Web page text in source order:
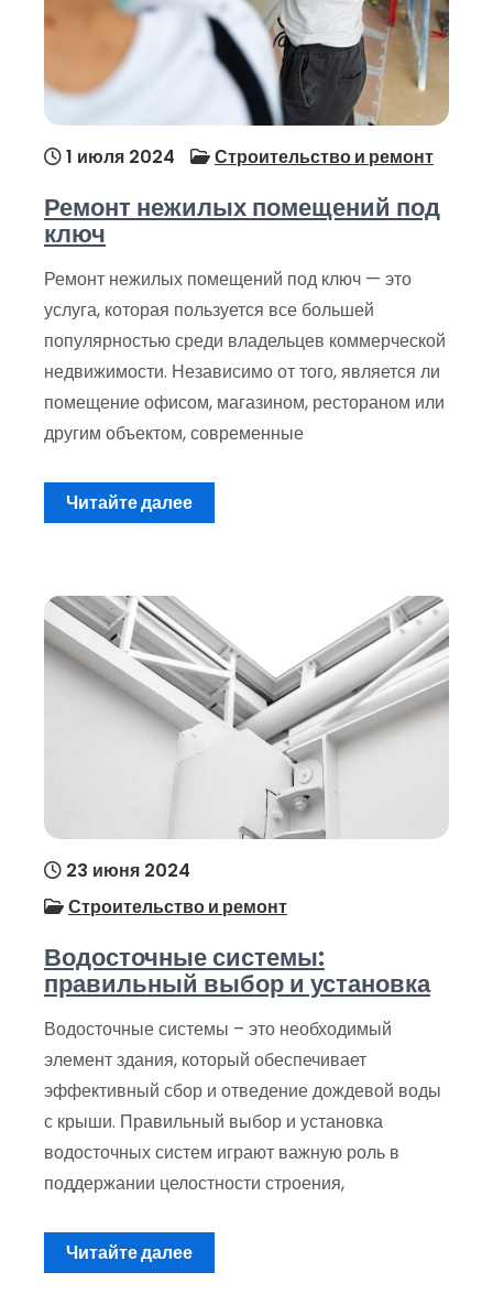
1 июля 2024 Строительство и ремонт
Ремонт нежилых помещений под
ключ
Ремонт нежилых помещений под ключ — это
услуга, которая пользуется все большей
популярностью среди владельцев коммерческой
недвижимости. Независимо от того, является ли
помещение офисом, магазином, рестораном или
другим объектом, современные
Читайте далее
23 июня 2024
Строительство и ремонт
Водосточные системы:
правильный выбор и установка
Водосточные системы – это необходимый
элемент здания, который обеспечивает
эффективный сбор и отведение дождевой воды
с крыши. Правильный выбор и установка
водосточных систем играют важную роль в
поддержании целостности строения,
Читайте далее